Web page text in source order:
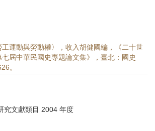
工運動與勞動權〉，收入胡健國編，《二十世
屆中華民國史專題論文集》，臺北：國史
。
究文獻類目 2004 年度